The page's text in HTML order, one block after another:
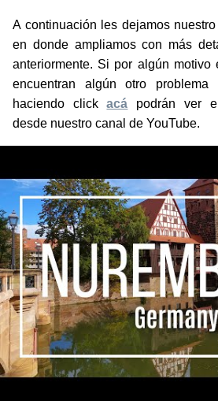
A continuación les dejamos
en donde ampliamos con más
anteriormente. Si por algún
encuentran algún otro problema
haciendo clickacá podrán ver
desde nuestro canal de YouTube.